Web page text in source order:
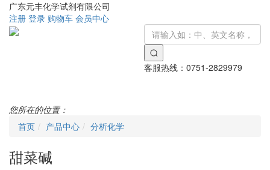
广东元丰化学试剂有限公司
注册 登录 购物车 会员中心
客服热线： 0751-2829979
您所在的位置：
首页
产品中心 分析化学
甜菜碱